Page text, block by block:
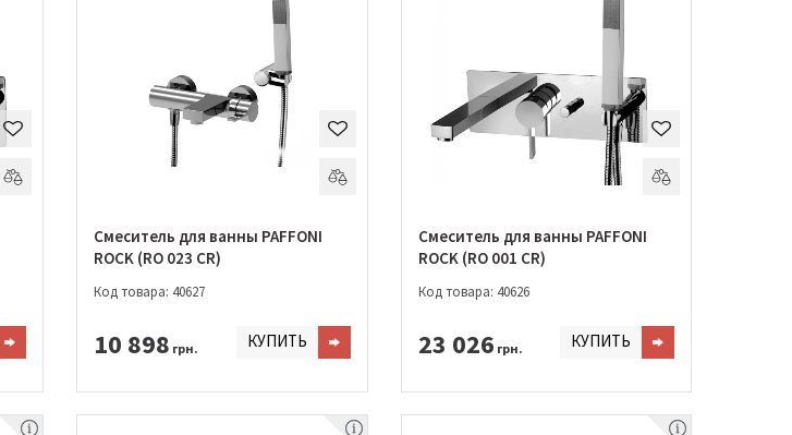
Смеситель для ванны PAFFONI
ROCK (RO 023 CR)
Код товара: 40627
10 898 грн. КУПИТЬ
Смеситель для ванны PAFFONI
ROCK (RO 001 CR)
Код товара: 40626
23 026 грн. КУПИТЬ